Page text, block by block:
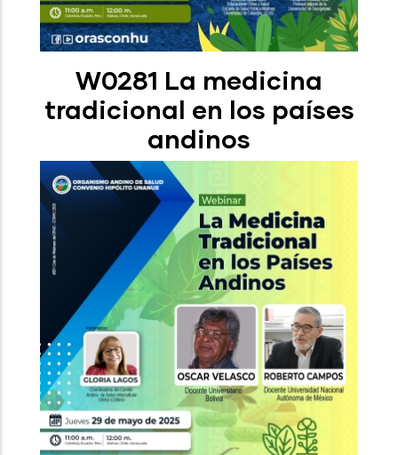
W0281 La medicina
tradicional en los países
andinos